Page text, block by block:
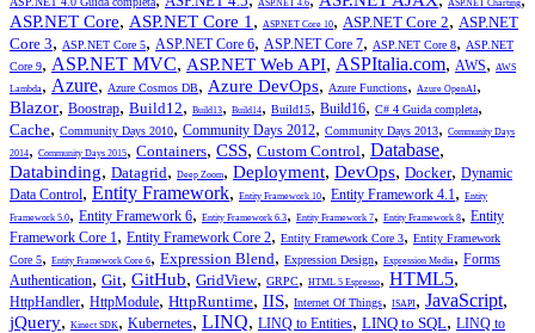
ASP.NET 4.6 ASP.NET Charting
ASP.NET Core, ASP.NET Core 1, ASP.NET Core 10, ASP.NET Core 2, ASP.NET
Core 3, ASP.NET Core 5, ASP.NET Core 6, ASP.NET Core 7, ASP.NET Core 8, ASP.NET
Core 9, ASP.NET MVC, ASP.NET Web API, ASPItalia.com, AWS, AWS
Lambda, Azure, Azure Cosmos DB, Azure DevOps, Azure Functions, Azure OpenAI,
Blazor, Boostrap, Build12, Build13, Build14, Build15, Build16, C# 4 Guida completa,
Cache, Community Days 2010, Community Days 2012, Community Days 2013, Community Days
2014, Community Days 2015, Containers, CSS, Custom Control, Database,
Databinding, Datagrid, Deep Zoom, Deployment, DevOps, Docker, Dynamic
Data Control, Entity Framework, Entity Framework 10, Entity Framework 4.1, Entity
Framework 5.0, Entity Framework 6, Entity Framework 6.3, Entity Framework 7, Entity Framework 8, Entity
Framework Core 1, Entity Framework Core 2, Entity Framework Core 3, Entity Framework
Core 5, Entity Framework Core 6, Expression Blend, Expression Design, Expression Media, Forms
Authentication, Git, GitHub, GridView, GRPC, HTML 5 Espresso, HTML5,
HttpHandler, HttpModule, HttpRuntime, IIS, Internet Of Things, ISAPI, JavaScript,
jQuery, Kinect SDK, Kubernetes, LINQ, LINQ to Entities, LINQ to SQL, LINQ to